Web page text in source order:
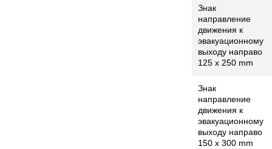
Знак
направление
движения к
эвакуационному
выходу направо
125 x 250 mm
Знак
направление
движения к
эвакуационному
выходу направо
150 x 300 mm